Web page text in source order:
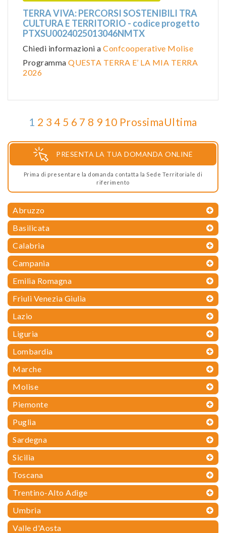
TERRA VIVA: PERCORSI SOSTENIBILI TRA
CULTURA E TERRITORIO - codice progetto
PTXSU0024025013046NMTX
Chiedi informazioni a Confcooperative Molise
Programma QUESTA TERRA E’ LA MIA TERRA
2026
1 2 3 4 5 6 7 8 9 10 ProssimaUltima
PRESENTA LA TUA DOMANDA ONLINE
Prima di presentare la domanda contatta la Sede Territoriale di
riferimento
Abruzzo
Basilicata
Calabria
Campania
Emilia Romagna
Friuli Venezia Giulia
Lazio
Liguria
Lombardia
Marche
Molise
Piemonte
Puglia
Sardegna
Sicilia
Toscana
Trentino-Alto Adige
Umbria
Valle d'Aosta